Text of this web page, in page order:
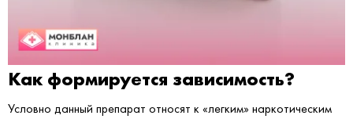
Как формируется зависимость?
Условно данный препарат относят к «легким» наркотическим